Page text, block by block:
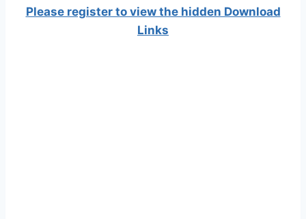
Please register to view the hidden Download
Links